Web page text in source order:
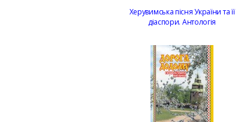
Херувимська пісня України та її
діаспори. Антологія